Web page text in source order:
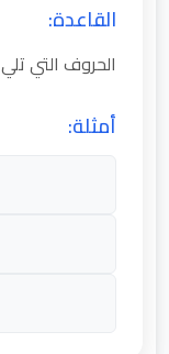
القاعدة:
الحروف التي
أمثلة: